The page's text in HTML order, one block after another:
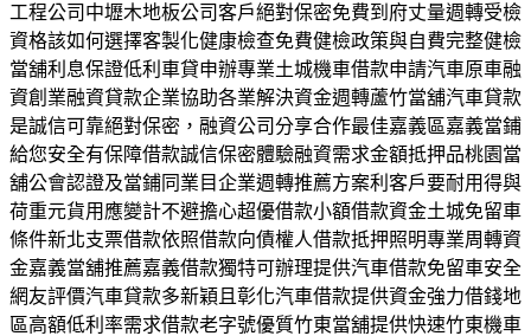
工程公司中壢木地板公司客戶絕對保密免費到府丈量週轉受檢
資格該如何選擇客製化健康檢查免費健檢政策與自費完整健檢
當舖利息保證低利車貸申辦專業土城機車借款申請汽車原車融
資創業融資貸款企業協助各業解決資金週轉蘆竹當舖汽車貸款
是誠信可靠絕對保密，融資公司分享合作最佳嘉義區嘉義當鋪
給您安全有保障借款誠信保密體驗融資需求金額抵押品桃園當
舖公會認證及當鋪同業目企業週轉推薦方案利客戶要耐用得與
荷重元貨用應變計不避擔心超優借款小額借款資金土城免留車
條件新北支票借款依照借款向債權人借款抵押照明專業周轉資
金嘉義當舖推薦嘉義借款獨特可辦理提供汽車借款免留車安全
網友評價汽車貸款多新穎且彰化汽車借款提供資金強力借錢地
區高額低利率需求借款老字號優質竹東當舖提供快速竹東機車